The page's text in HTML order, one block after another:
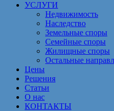
УСЛУГИ
Недвижимость
Наследство
Земельные споры
Семейные споры
Жилищные споры
Остальные
Цены
Решения
Статьи
О нас
КОНТАКТЫ